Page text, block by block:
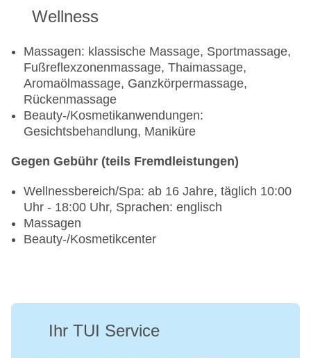
Wellness
Massagen: klassische Massage, Sportmassage,
Fußreflexzonenmassage, Thaimassage,
Aromaölmassage, Ganzkörpermassage,
Rückenmassage
Beauty-/Kosmetikanwendungen:
Gesichtsbehandlung, Maniküre
Gegen Gebühr (teils Fremdleistungen)
Wellnessbereich/Spa: ab 16 Jahre, täglich 10:00
Uhr - 18:00 Uhr, Sprachen: englisch
Massagen
Beauty-/Kosmetikcenter
Ihr TUI Service